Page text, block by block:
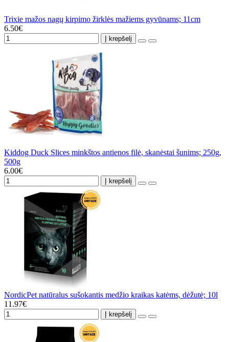
Trixie mažos nagų kirpimo žirklės mažiems gyvūnams; 11cm
6.50€
Į krepšelį
Kiddog Duck Slices minkštos antienos filė, skanėstai šunims; 250g,
500g
6.00€
Į krepšelį
NordicPet natūralus sušokantis medžio kraikas katėms, dėžutė; 10l
11.97€
Į krepšelį